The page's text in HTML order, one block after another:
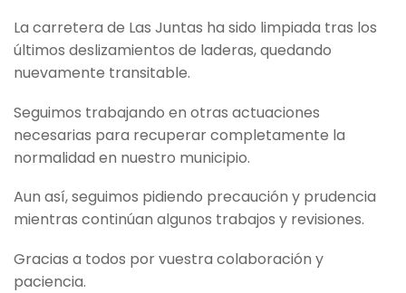
La carretera de Las Juntas ha sido limpiada tras los
últimos deslizamientos de laderas, quedando
nuevamente transitable.
Seguimos trabajando en otras actuaciones
necesarias para recuperar completamente la
normalidad en nuestro municipio.
Aun así, seguimos pidiendo precaución y prudencia
mientras continúan algunos trabajos y revisiones.
Gracias a todos por vuestra colaboración y
paciencia.